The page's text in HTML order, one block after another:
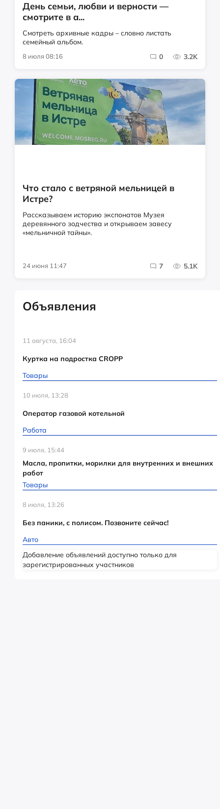
День семьи, любви и верности —
смотрите в а...
Смотреть архивные кадры – словно листать
семейный альбом.
8 июля 08:16 0 3.2K
Что стало с ветряной мельницей в
Истре?
Рассказываем историю экспонатов Музея
деревянного зодчества и открываем завесу
«мельничной тайны».
24 июня 11:47 7 5.1K
Объявления
11 августа, 16:04
Куртка на подростка CROPP
Товары
10 июля, 13:28
Оператор газовой котельной
Работа
9 июля, 15:44
Масла, пропитки, морилки для внутренних и внешних
работ
Товары
8 июля, 13:26
Без паники, с полисом. Позвоните сейчас!
Авто
Добавление объявлений доступно только для
зарегистрированных участников